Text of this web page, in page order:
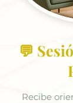
💬
Recibe